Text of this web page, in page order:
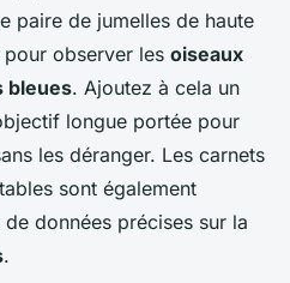
paire de jumelles de haute
observer les oiseaux
bleues. Ajoutez à cela un
longue portée pour
les déranger. Les carnets
sont également
données précises sur la
.